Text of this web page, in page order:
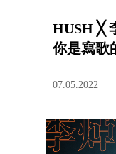
HUSH ╳
你是寫歌
07.05.2022